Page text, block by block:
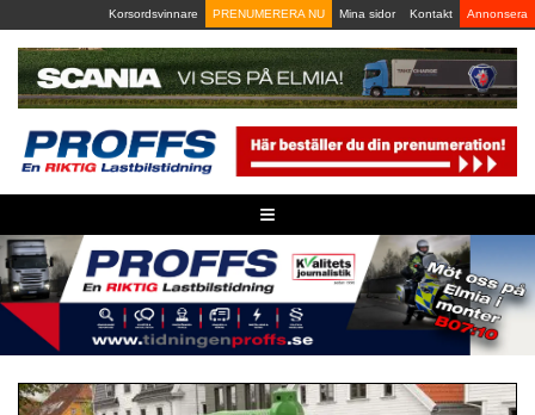
to
content
Korsordsvinnare PRENUMERERA NU Mina sidor Kontakt Annonsera
≡